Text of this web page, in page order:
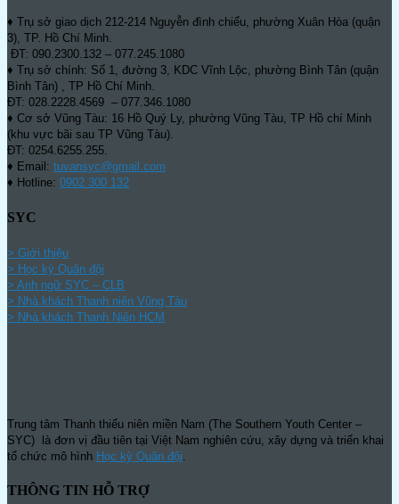
♦ Trụ sở giao dịch 212-214 Nguyễn đình chiểu, phường Xuân Hòa (quận
3), TP. Hồ Chí Minh.
ĐT: 090.2300.132 – 077.245.1080
♦ Trụ sở chính: Số 1, đường 3, KDC Vĩnh Lộc, phường Bình Tân (quận
Bình Tân) , TP Hồ Chí Minh.
ĐT: 028.2228.4569 – 077.346.1080
♦ Cơ sở Vũng Tàu: 16 Hồ Quý Ly, phường Vũng Tàu, TP Hồ chí Minh
(khu vực bãi sau TP Vũng Tàu).
ĐT: 0254.6255.255.
♦ Email: tuvansyc@gmail.com
♦ Hotline: 0902 300 132
SYC
> Giới thiệu
> Học kỳ Quân đội
> Anh ngữ SYC – CLB
> Nhà khách Thanh niên Vũng Tàu
> Nhà khách Thanh Niên HCM
Trung tâm Thanh thiếu niên miền Nam (The Southern Youth Center –
SYC) là đơn vị đầu tiên tại Việt Nam nghiên cứu, xây dựng và triển khai
tổ chức mô hình Học kỳ Quân đội
THÔNG TIN HỖ TRỢ